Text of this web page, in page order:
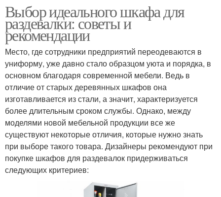
Выбор идеального шкафа для
раздевалки: советы и
рекомендации
Место, где сотрудники предприятий переодеваются в
униформу, уже давно стало образцом уюта и порядка, в
основном благодаря современной мебели. Ведь в
отличие от старых деревянных шкафов она
изготавливается из стали, а значит, характеризуется
более длительным сроком службы. Однако, между
моделями новой мебельной продукции все же
существуют некоторые отличия, которые нужно знать
при выборе такого товара. Дизайнеры рекомендуют при
покупке шкафов для раздевалок придерживаться
следующих критериев: